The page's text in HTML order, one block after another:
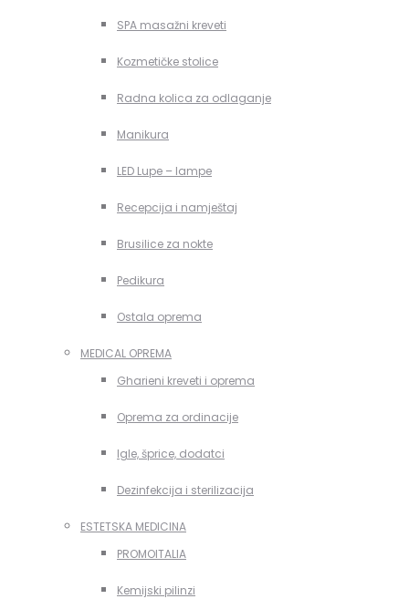
SPA masažni kreveti
Kozmetičke stolice
Radna kolica za odlaganje
Manikura
LED Lupe – lampe
Recepcija i namještaj
Brusilice za nokte
Pedikura
Ostala oprema
MEDICAL OPREMA
Gharieni kreveti i oprema
Oprema za ordinacije
Igle, šprice, dodatci
Dezinfekcija i sterilizacija
ESTETSKA MEDICINA
PROMOITALIA
Kemijski pilinzi